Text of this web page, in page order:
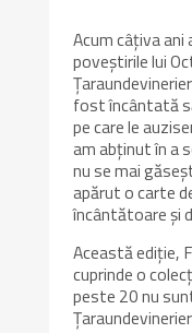
Acum câțiva ani
poveștirile lui
fost încântată
pe care le
am abținut în a
nu se mai
apărut o carte
încântătoare și
Această ediție,
cuprinde o
peste 20 nu